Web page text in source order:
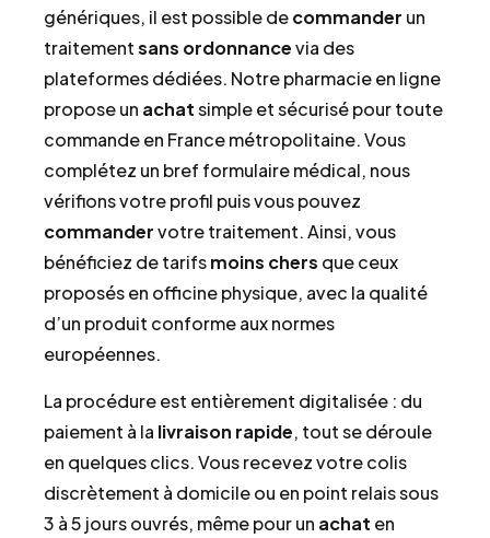
génériques, il est possible decommander un
traitementsans ordonnancevia des
plateformes dédiées. Notre pharmacie en ligne
propose un achatsimple et sécurisé pour toute
commande en France métropolitaine. Vous
complétez un bref formulaire médical, nous
vérifions votre profil puis vous pouvez
commandervotre traitement. Ainsi, vous
bénéficiez de tarifsmoins chers que ceux
proposés en officine physique, avec la qualité
d’un produit conforme aux normes
européennes.
La procédure est entièrement digitalisée : du
paiement à la livraison rapide, tout se déroule
en quelques clics. Vous recevez votre colis
discrètement à domicile ou en point relais sous
3 à 5 jours ouvrés, même pour un achat en